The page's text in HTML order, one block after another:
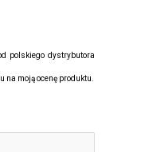
polskiego dystrybutora
na moją ocenę produktu.